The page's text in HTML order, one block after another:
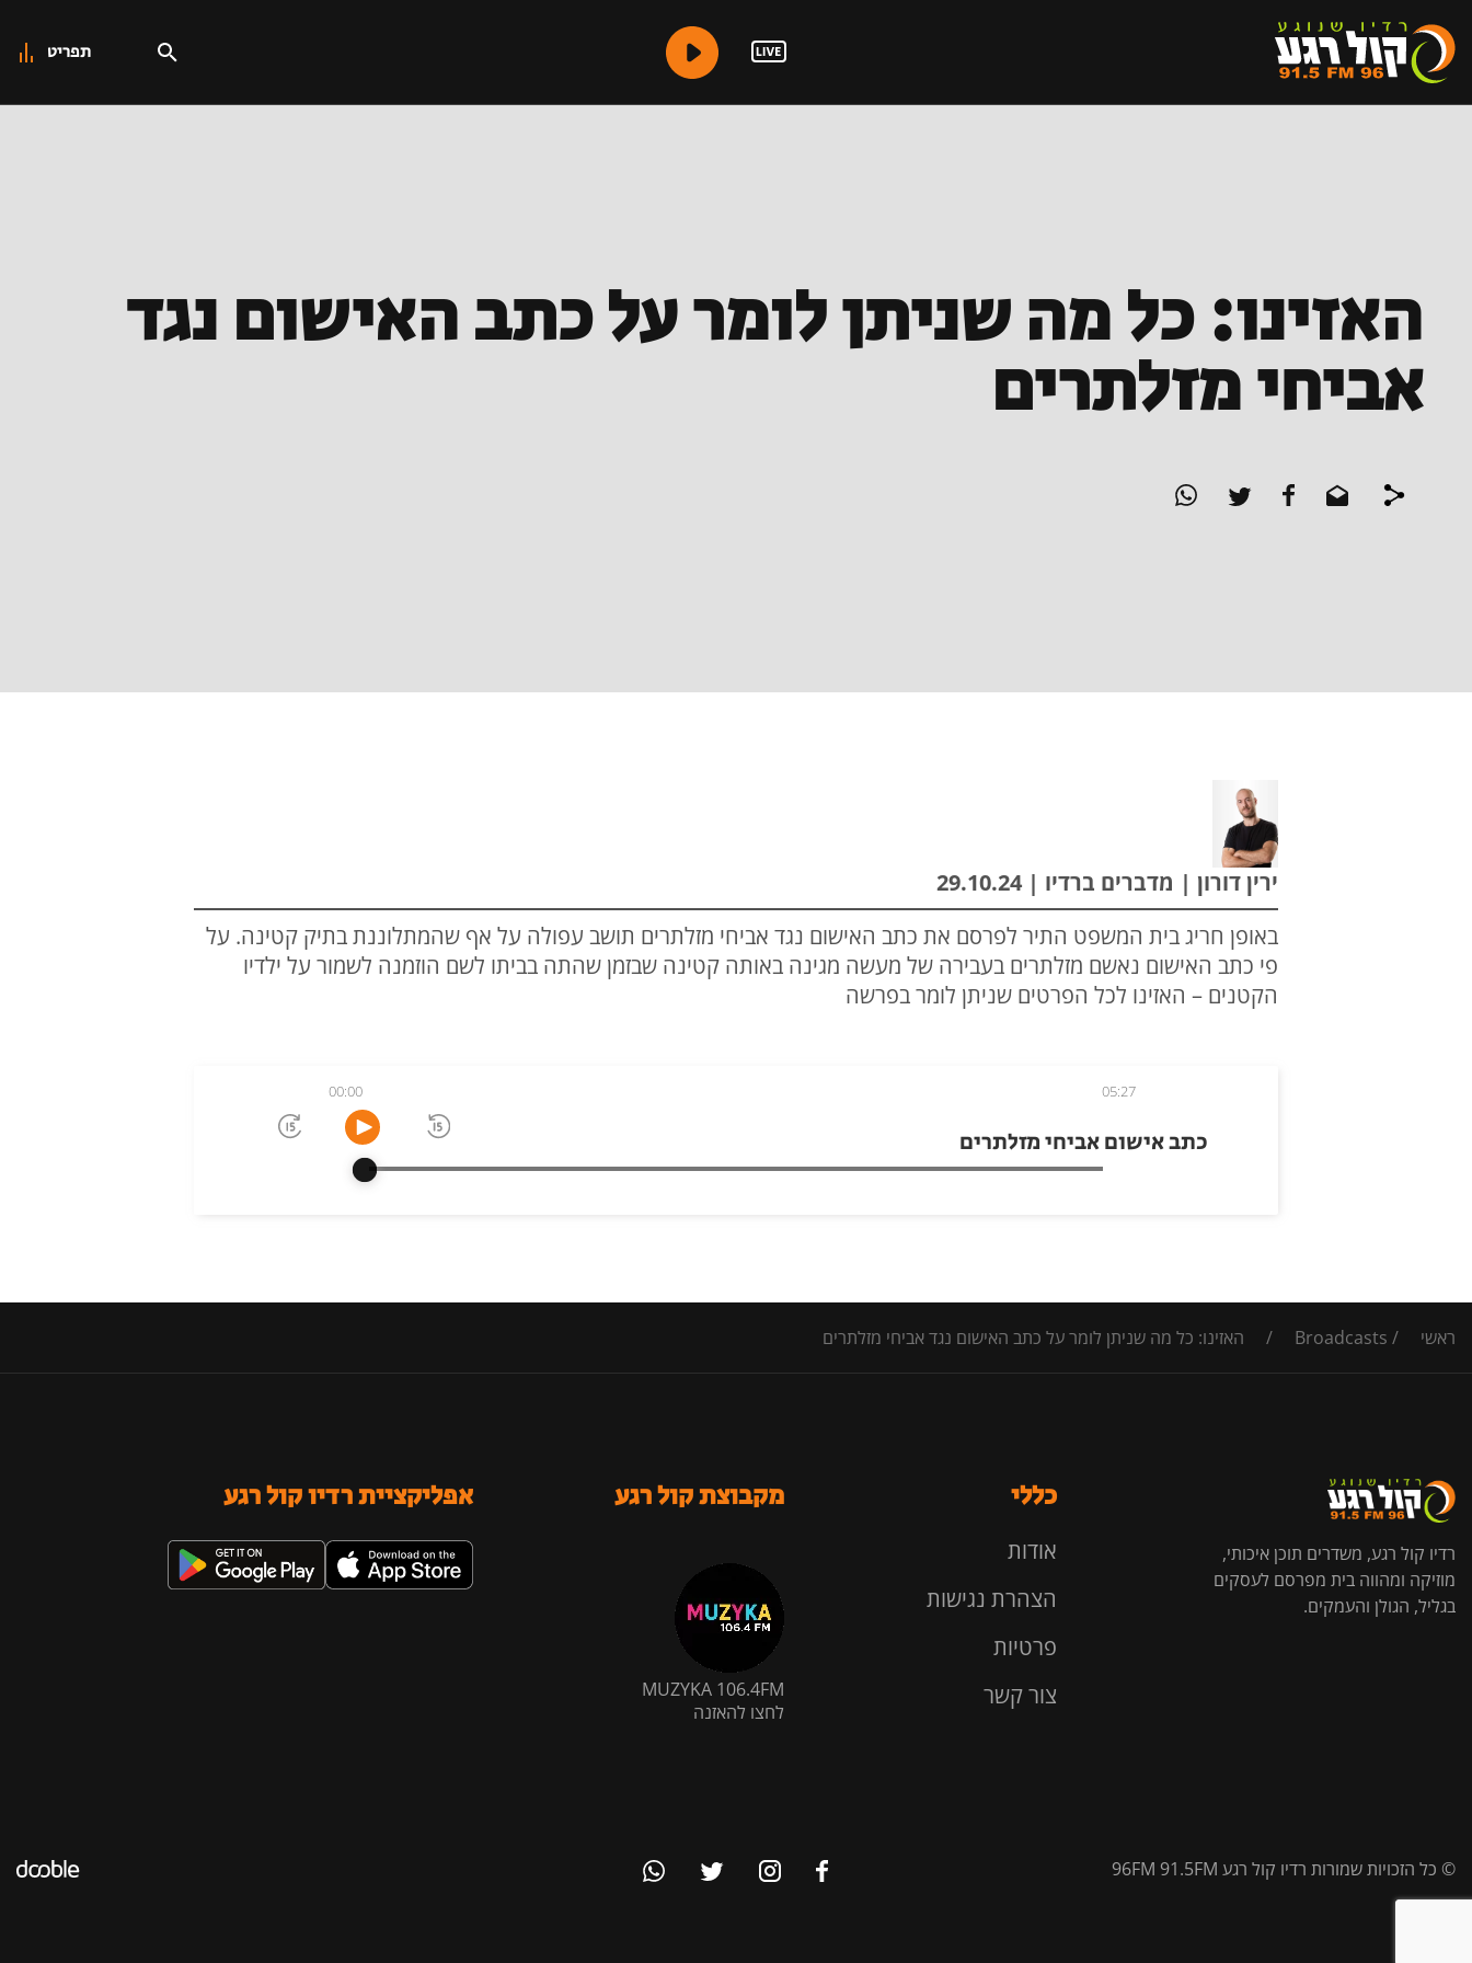
תפריט
האזינו: כל מה שניתן לומר על כתב האישום נגד
אביחי מזלתרים
ירין דורון | מדברים ברדיו | 29.10.24
באופן חריג בית המשפט התיר לפרסם את כתב האישום נגד אביחי מזלתרים תושב עפולה על אף שהמתלוננת בתיק קטינה. על
פי כתב האישום נאשם מזלתרים בעבירה של מעשה מגינה באותה קטינה שבזמן שהתה בביתו לשם הוזמנה לשמור על ילדיו
הקטנים – האזינו לכל הפרטים שניתן לומר בפרשה
כתב אישום אביחי מזלתרים
00:00 05:27
ראשי /
Broadcasts
/ האזינו: כל מה שניתן לומר על כתב האישום נגד אביחי מזלתרים
רדיו קול רגע, משדרים תוכן איכותי,
מוזיקה ומהווה בית מפרסם לעסקים
בגליל, הגולן והעמקים.
כללי
אודות
הצהרת נגישות
פרטיות
צור קשר
מקבוצת קול רגע
MUZYKA 106.4FM
לחצו להאזנה
אפליקציית רדיו קול רגע
© כל הזכויות שמורות רדיו קול רגע 96FM 91.5FM